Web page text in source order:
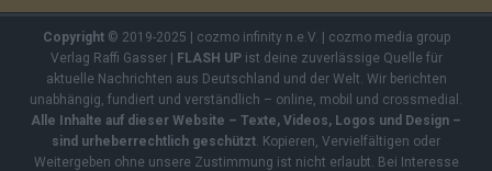
Copyright© 2019-2025 | cozmo infinity n.e.V. | cozmo media group
Verlag Raffi Gasser |
FLASH UPist deine zuverlässige Quelle für
aktuelle Nachrichten aus Deutschland und der Welt. Wir berichten
unabhängig, fundiert und verständlich – online, mobil und crossmedial.
Alle Inhalte auf dieser Website – Texte, Videos, Logos und Design –
sind urheberrechtlich geschützt. Kopieren, Vervielfältigen oder
Weitergeben ohne unsere Zustimmung ist nicht erlaubt. Bei Interesse